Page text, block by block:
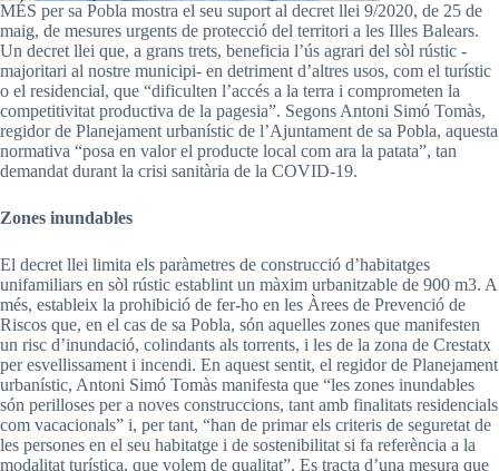
MÉS per sa Pobla mostra el seu suport al decret llei 9/2020, de 25 de
maig, de mesures urgents de protecció del territori a les Illes Balears.
Un decret llei que, a grans trets, beneficia l’ús agrari del sòl rústic -
majoritari al nostre municipi- en detriment d’altres usos, com el turístic
o el residencial, que “dificulten l’accés a la terra i comprometen la
competitivitat productiva de la pagesia”. Segons Antoni Simó Tomàs,
regidor de Planejament urbanístic de l’Ajuntament de sa Pobla, aquesta
normativa “posa en valor el producte local com ara la patata”, tan
demandat durant la crisi sanitària de la COVID-19.
Zones inundables
El decret llei limita els paràmetres de construcció d’habitatges
unifamiliars en sòl rústic establint un màxim urbanitzable de 900 m3. A
més, estableix la prohibició de fer-ho en les Àrees de Prevenció de
Riscos que, en el cas de sa Pobla, són aquelles zones que manifesten
un risc d’inundació, colindants als torrents, i les de la zona de Crestatx
per esvellissament i incendi. En aquest sentit, el regidor de Planejament
urbanístic, Antoni Simó Tomàs manifesta que “les zones inundables
són perilloses per a noves construccions, tant amb finalitats residencials
com vacacionals” i, per tant, “han de primar els criteris de seguretat de
les persones en el seu habitatge i de sostenibilitat si fa referència a la
modalitat turística, que volem de qualitat”. Es tracta d’una mesura que